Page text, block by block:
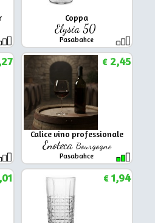
Coppa
Elysia 50
Pasabahce
Calice vino professionale
Enoteca Bourgogne
Pasabahce
€2,45
€1,94